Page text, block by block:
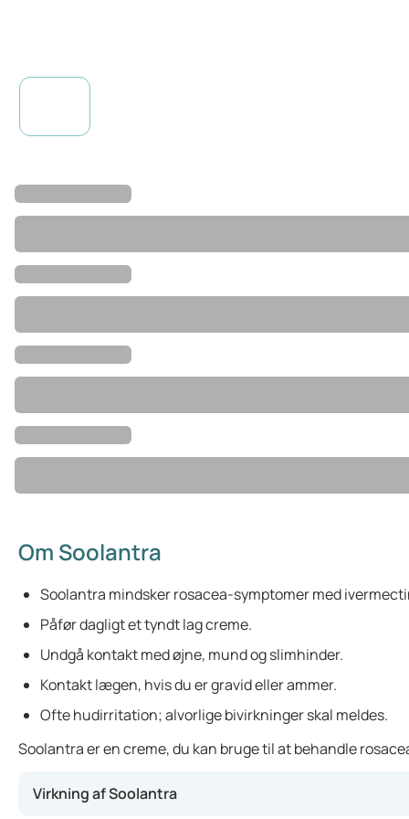
Om Soolantra
Soolantra mindsker rosacea-symptomer med
Påfør dagligt et tyndt lag creme.
Undgå kontakt med øjne, mund og slimhinder.
Kontakt lægen, hvis du er gravid eller ammer.
Ofte hudirritation; alvorlige bivirkninger skal meldes.
Soolantra er en creme, du kan bruge til at behandle
Virkning af Soolantra